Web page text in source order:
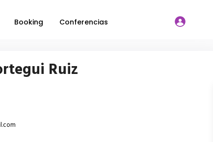
Booking Conferencias
Ruiz